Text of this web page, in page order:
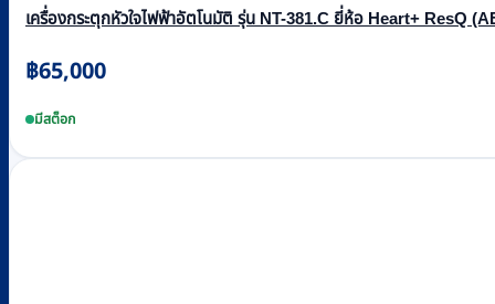
เครื่องกระตุกหัวใจไฟฟ้าอัตโนมัติ รุ่น NT-381.C ยี่ห้อ Heart+ ResQ
฿65,000
มีสต็อก